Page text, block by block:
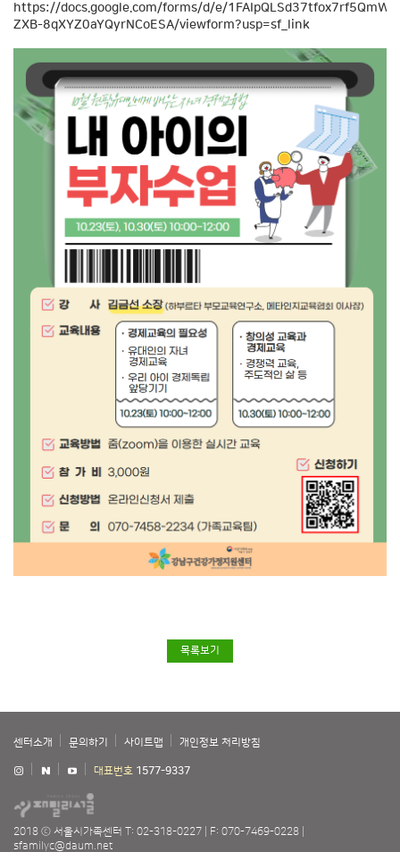
https://docs.google.com/forms/d/e/
ZXB-8qXYZ0aYQyrNCoESA/viewform?usp=sf_link
목록보기
센터소개 문의하기 사이트맵 개인정보 처리방침
대표번호 1577-9337
2018 ⓒ 서울시가족센터 T: 02-318-0227
F: 070-7469-0228
sfamilyc@daum.net